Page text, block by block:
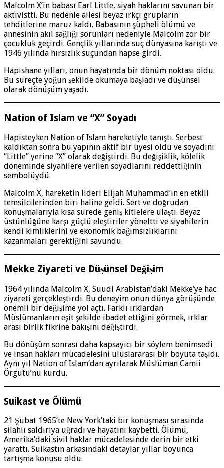
Malcolm X’in babası Earl Little, siyah haklarını savunan bir
aktivistti. Bu nedenle ailesi beyaz ırkçı grupların
tehditlerine maruz kaldı. Babasının şüpheli ölümü ve
annesinin akıl sağlığı sorunları nedeniyle Malcolm zor bir
çocukluk geçirdi. Gençlik yıllarında suç dünyasına karıştı ve
1946 yılında hırsızlık suçundan hapse girdi.
Hapishane yılları, onun hayatında bir dönüm noktası oldu.
Bu süreçte yoğun şekilde okumaya başladı ve düşünsel
olarak dönüşüm yaşadı.
Nation of Islam ve “X” Soyadı
Hapisteyken Nation of Islam hareketiyle tanıştı. Serbest
kaldıktan sonra bu yapının aktif bir üyesi oldu ve soyadını
“Little” yerine “X” olarak değiştirdi. Bu değişiklik, kölelik
döneminde siyahilere verilen soyadlarını reddettiğinin
sembolüydü.
Malcolm X, hareketin lideri Elijah Muhammad’ın en etkili
temsilcilerinden biri haline geldi. Sert ve doğrudan
konuşmalarıyla kısa sürede geniş kitlelere ulaştı. Beyaz
üstünlüğüne karşı güçlü eleştiriler yöneltti ve siyahilerin
kendi kimliklerini ve ekonomik bağımsızlıklarını
kazanmaları gerektiğini savundu.
Mekke Ziyareti ve Düşünsel Değişim
1964 yılında Malcolm X, Suudi Arabistan’daki Mekke’ye hac
ziyareti gerçekleştirdi. Bu deneyim onun dünya görüşünde
önemli bir değişime yol açtı. Farklı ırklardan
Müslümanların eşit şekilde ibadet ettiğini görmek, ırklar
arası birlik fikrine bakışını değiştirdi.
Bu dönüşüm sonrası daha kapsayıcı bir söylem benimsedi
ve insan hakları mücadelesini uluslararası bir boyuta taşıdı.
Aynı yıl Nation of Islam’dan ayrılarak Müslüman Camii
Örgütü’nü kurdu.
Suikast ve Ölümü
21 Şubat 1965’te New York’taki bir konuşması sırasında
silahlı saldırıya uğradı ve hayatını kaybetti. Ölümü,
Amerika’daki sivil haklar mücadelesinde derin bir etki
yarattı. Suikastın arkasındaki detaylar yıllar boyunca
tartışma konusu oldu.